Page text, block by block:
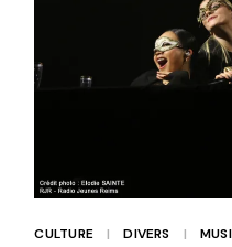
CULTURE DIVERS